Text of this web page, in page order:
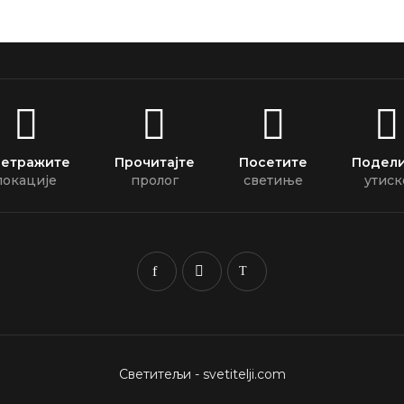
Прочитајте
пролог
Посетите
светиње
Светитељи - svetitelji.com